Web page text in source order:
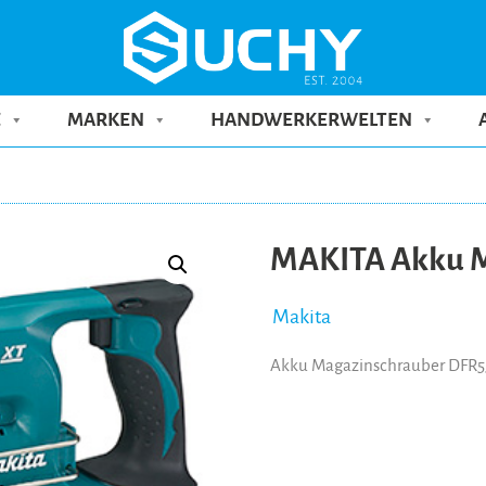
MARKEN HANDWERKERWELTEN
MAKITA Akku
Makita
Akku Magazinschrauber